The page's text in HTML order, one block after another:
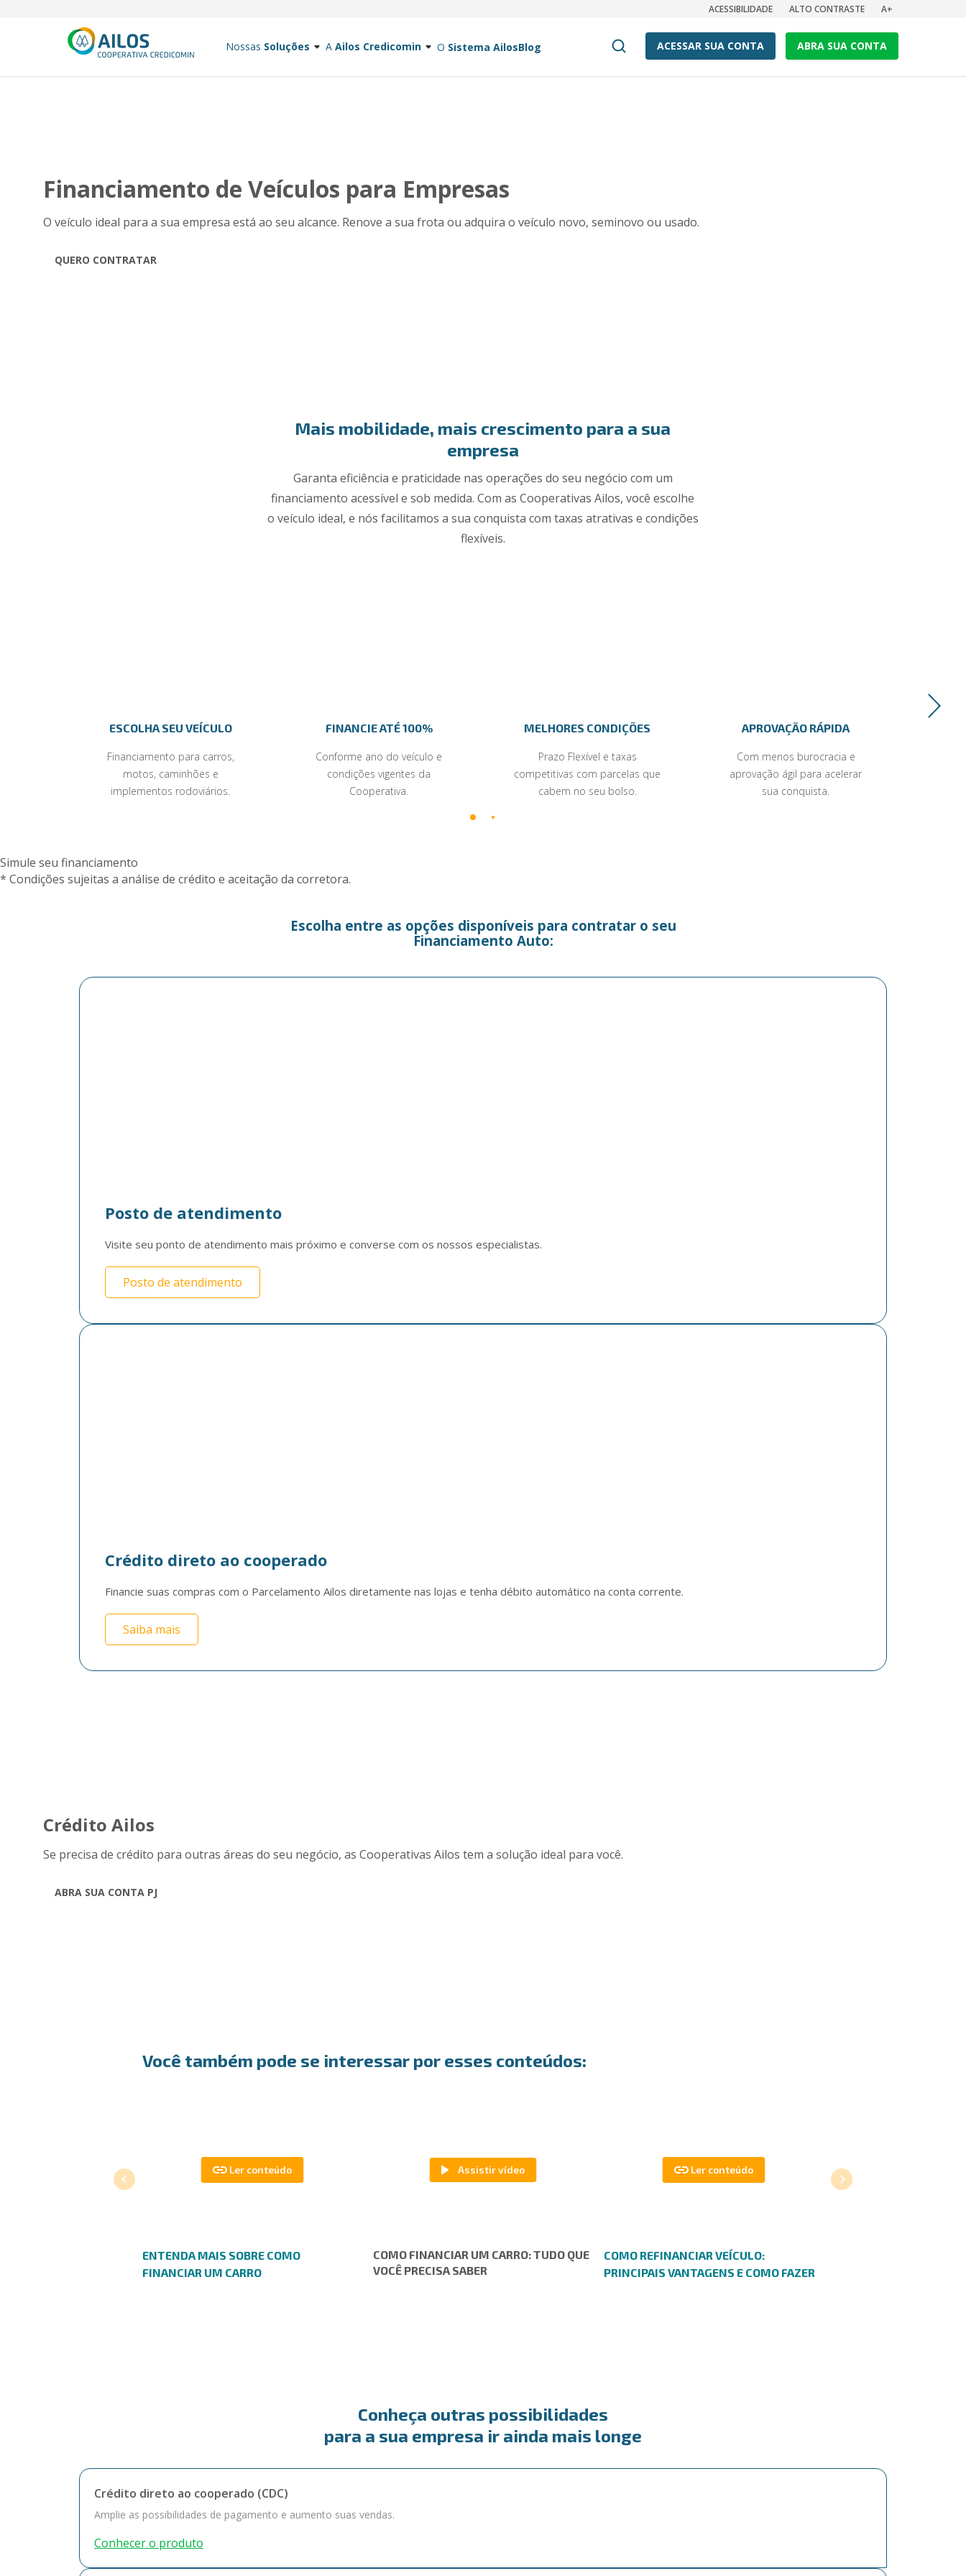
ACESSIBILIDADE ALTO CONTRASTE A+
Nossas Soluções A Ailos Credicomin O Sistema AilosBlog ACESSAR SUA CONTA ABRA SUA CONTA
Financiamento de Veículos para Empresas
O veículo ideal para a sua empresa está ao seu alcance. Renove a sua frota ou adquira o veículo novo, seminovo ou usado.
QUERO CONTRATAR
Mais mobilidade, mais crescimento para a sua
empresa
Garanta eficiência e praticidade nas operações do seu negócio com um
financiamento acessível e sob medida. Com as Cooperativas Ailos, você escolhe
o veículo ideal, e nós facilitamos a sua conquista com taxas atrativas e condições
flexíveis.
ESCOLHA SEU VEÍCULO
Financiamento para carros,
motos, caminhões e
implementos rodoviários.
FINANCIE ATÉ 100%
Conforme ano do veículo e
condições vigentes da
Cooperativa.
MELHORES CONDIÇÕES
Prazo Flexível e taxas
competitivas com parcelas que
cabem no seu bolso.
APROVAÇÃO RÁPIDA
Com menos burocracia e
aprovação ágil para acelerar
sua conquista.
Simule seu financiamento
* Condições sujeitas a análise de crédito e aceitação da corretora.
Escolha entre as opções disponíveis para contratar o seu
Financiamento Auto:
Posto de atendimento
Visite seu ponto de atendimento mais próximo e converse com os nossos especialistas.
Posto de atendimento
Crédito direto ao cooperado
Financie suas compras com o Parcelamento Ailos diretamente nas lojas e tenha débito automático na conta corrente.
Saiba mais
Crédito Ailos
Se precisa de crédito para outras áreas do seu negócio, as Cooperativas Ailos tem a solução ideal para você.
ABRA SUA CONTA PJ
Você também pode se interessar por esses conteúdos:
ENTENDA MAIS SOBRE COMO
FINANCIAR UM CARRO
COMO FINANCIAR UM CARRO: TUDO QUE
VOCÊ PRECISA SABER
COMO REFINANCIAR VEÍCULO:
PRINCIPAIS VANTAGENS E COMO FAZER
Conheça outras possibilidades
para a sua empresa ir ainda mais longe
Crédito direto ao cooperado (CDC)
Amplie as possibilidades de pagamento e aumento suas vendas.
Conhecer o produto